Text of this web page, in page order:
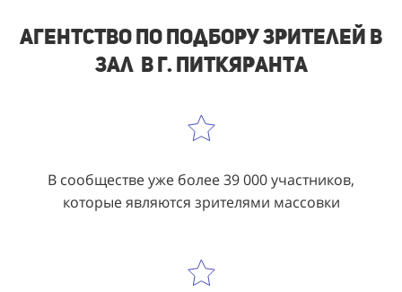
Агентство по подбору зрителей в
зал в г. Питкяранта
В сообществе уже более 39 000 участников,
которые являются зрителями массовки